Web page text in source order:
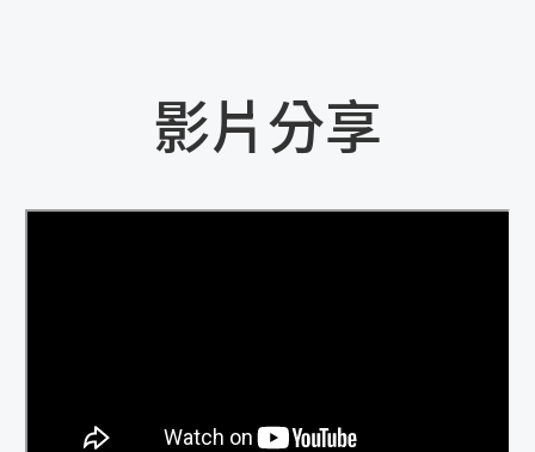
影片分享